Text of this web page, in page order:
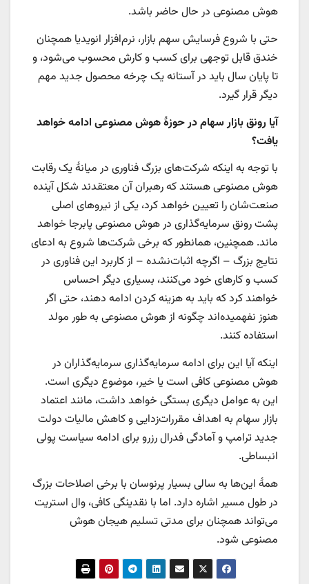
هوش مصنوعی در حال حاضر باشد.
حتی با شروع فرسایش سهم بازار، نرم‌افزار انویدیا همچنان
خندق قابل توجهی برای کسب و کارش محسوب می‌شود، و
تا پایان سال باید در آستانه یک چرخه محصول جدید مهم
دیگر قرار گیرد.
آیا رونق بازار سهام در حوزۀ هوش مصنوعی ادامه خواهد
یافت؟
با توجه به اینکه شرکت‌های بزرگ فناوری در میانۀ یک رقابت
هوش مصنوعی هستند که رهبران آن معتقدند شکل آینده
صنعت‌شان را تعیین خواهد کرد، یکی از نیروهای اصلی
پشت رونق سرمایه‌گذاری در هوش مصنوعی پابرجا خواهد
ماند. همچنین، همانطور که برخی شرکت‌ها شروع به ادعای
نتایج بزرگ – اگرچه اثبات‌نشده – از کاربرد این فناوری در
کسب و کارهای خود می‌کنند، بسیاری دیگر احساس
خواهند کرد که باید به هزینه کردن ادامه دهند، حتی اگر
هنوز نفهمیده‌اند چگونه از هوش مصنوعی به طور مولد
استفاده کنند.
اینکه آیا این برای ادامه سرمایه‌گذاری سرمایه‌گذاران در
هوش مصنوعی کافی است یا خیر، موضوع دیگری است.
این به عوامل دیگری بستگی خواهد داشت، مانند اعتماد
بازار سهام به اهداف مقررات‌زدایی و کاهش مالیات دولت
جدید ترامپ و آمادگی فدرال رزرو برای ادامه سیاست پولی
انبساطی.
همۀ این‌ها به سالی بسیار پرنوسان با برخی اصلاحات بزرگ
در طول مسیر اشاره دارد. اما با نقدینگی کافی، وال استریت
می‌تواند همچنان برای مدتی تسلیم هیجان هوش
مصنوعی شود.